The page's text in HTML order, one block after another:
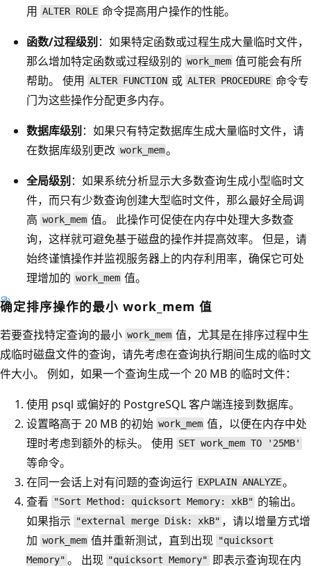
用 ALTER ROLE 命令提高用户操作的性能。
函数/过程级别：如果特定函数或过程生成大量临时文件，
那么增加特定函数或过程级别的 work_mem 值可能会有所
帮助。 使用 ALTER FUNCTION 或 ALTER PROCEDURE 命令专
门为这些操作分配更多内存。
数据库级别：如果只有特定数据库生成大量临时文件，请
在数据库级别更改 work_mem。
全局级别：如果系统分析显示大多数查询生成小型临时文
件，而只有少数查询创建大型临时文件，那么最好全局调
高 work_mem 值。 此操作可促使在内存中处理大多数查
询，这样就可避免基于磁盘的操作并提高效率。 但是，请
始终谨慎操作并监视服务器上的内存利用率，确保它可处
理增加的 work_mem 值。
确定排序操作的最小 work_mem 值
若要查找特定查询的最小 work_mem 值，尤其是在排序过程中生
成临时磁盘文件的查询，请先考虑在查询执行期间生成的临时文
件大小。 例如，如果一个查询生成一个 20 MB 的临时文件：
使用 psql 或偏好的 PostgreSQL 客户端连接到数据库。
设置略高于 20 MB 的初始 work_mem 值，以便在内存中处
理时考虑到额外的标头。 使用 SET work_mem TO '25MB'
等命令。
在同一会话上对有问题的查询运行 EXPLAIN ANALYZE。
查看
"Sort Method: quicksort Memory: xkB" 的输出。
如果指示
"external merge Disk: xkB" ，请以增量方式增
加 work_mem 值并重新测试，直到出现 "quicksort
Memory" 。 出现 "quicksort Memory" 即表示查询现在内